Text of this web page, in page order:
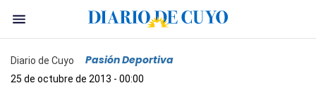
Diario de Cuyo Pasión Deportiva
25 de octubre de 2013 - 00:00